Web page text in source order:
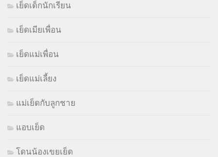
เย็ดเด็กนักเรียน
เย็ดเมียเพื่อน
เย็ดแม่เพื่อน
เย็ดแม่เลี้ยง
แม่เย็ดกับลูกชาย
แอบเย็ด
โดนน้องเขยเย็ด